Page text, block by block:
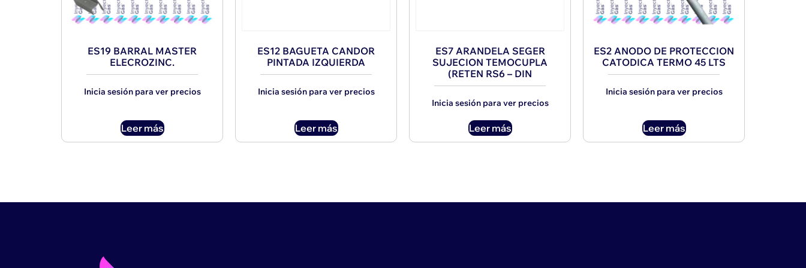
ES19 BARRAL MASTER
ELECROZINC.
Inicia sesión para ver precios
Leer más
ES12 BAGUETA CANDOR
PINTADA IZQUIERDA
Inicia sesión para ver precios
Leer más
ES7 ARANDELA SEGER
SUJECION TEMOCUPLA
(RETEN RS6 – DIN
Inicia sesión para ver precios
Leer más
ES2 ANODO DE PROTECCION
CATODICA TERMO 45 LTS
Inicia sesión para ver precios
Leer más